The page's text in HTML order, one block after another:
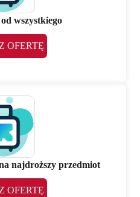
wszystkiego
OFERTĘ
najdroższy przedmiot
OFERTĘ